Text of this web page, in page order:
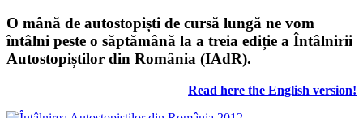
O mână de autostopiști de cursă lungă ne vom
întâlni peste o săptămână la a treia ediție a Întâlnirii
Autostopiștilor din România (IAdR).
Read here the English version!